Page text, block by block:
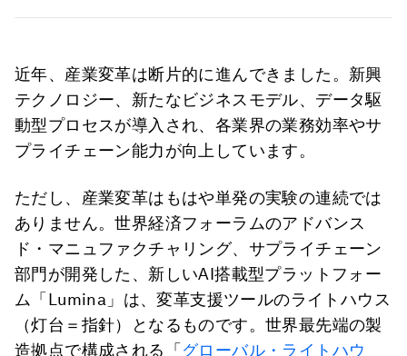
近年、産業変革は断片的に進んできました。新興
テクノロジー、新たなビジネスモデル、データ駆
動型プロセスが導入され、各業界の業務効率やサ
プライチェーン能力が向上しています。
ただし、産業変革はもはや単発の実験の連続では
ありません。世界経済フォーラムのアドバンス
ド・マニュファクチャリング、サプライチェーン
部門が開発した、新しいAI搭載型プラットフォー
ム「Lumina」は、変革支援ツールのライトハウス
（灯台＝指針）となるものです。世界最先端の製
造拠点で構成される「 グローバル・ライトハウ